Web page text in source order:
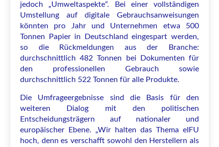
jedoch „Umweltaspekte“. Bei einer vollständigen
Umstellung auf digitale Gebrauchsanweisungen
könnten pro Jahr und Unternehmen etwa 500
Tonnen Papier in Deutschland eingespart werden,
so die Rückmeldungen aus der Branche:
durchschnittlich 482 Tonnen bei Dokumenten für
den professionellen Gebrauch sowie
durchschnittlich 522 Tonnen für alle Produkte.
Die Umfrageergebnisse sind die Basis für den
weiteren Dialog mit den politischen
Entscheidungsträgern auf nationaler und
europäischer Ebene. „Wir halten das Thema eIFU
hoch, denn es verschafft sowohl den Herstellern als